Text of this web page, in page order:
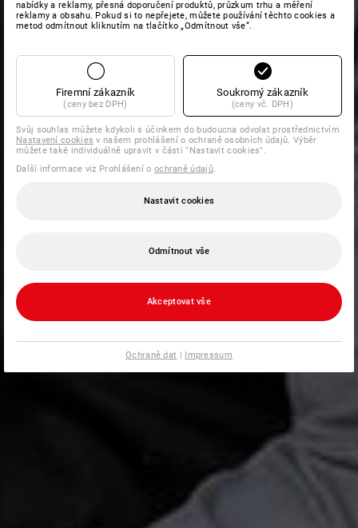
nabídky a reklamy, přesná doporučení produktů, průzkum trhu a měření
reklamy a obsahu. Pokud si to nepřejete, můžete používání těchto cookies a
metod odmítnout kliknutím na tlačítko „Odmítnout vše“.
Firemní zákazník
(ceny bez DPH)
Soukromý zákazník
(ceny vč. DPH)
Svůj souhlas můžete kdykoli s účinkem do budoucna odvolat prostřednictvím
Nastavení cookies v našem prohlášení o ochraně osobních údajů. Výběr
můžete také individuálně upravit v části "Nastavit cookies".
Další informace viz Prohlášení o ochraně údajů.
Nastavit cookies
Odmítnout vše
Akceptovat vše
Ochraně dat | Impressum